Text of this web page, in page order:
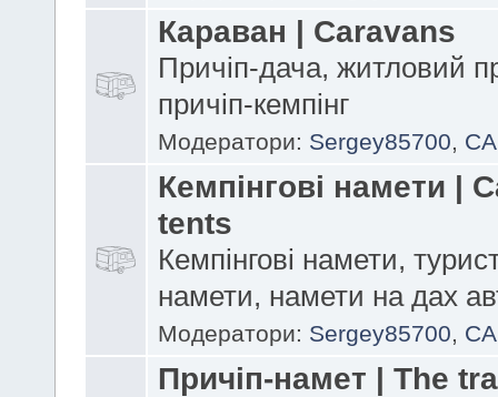
Караван | Caravans
Причіп-дача, житловий
причіп-кемпінг
Модератори: Sergey85700,
Кемпінгові намети |
tents
Кемпінгові намети,
намети, намети на дах
Модератори: Sergey85700,
Причіп-намет | The